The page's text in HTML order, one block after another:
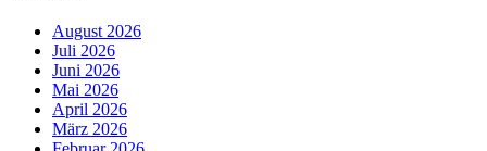
August 2026
Juli 2026
Juni 2026
Mai 2026
April 2026
März 2026